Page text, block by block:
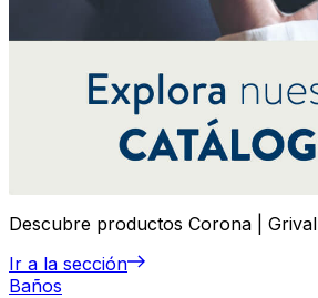
Descubre productos Corona | Grival
Ir a la sección
Baños